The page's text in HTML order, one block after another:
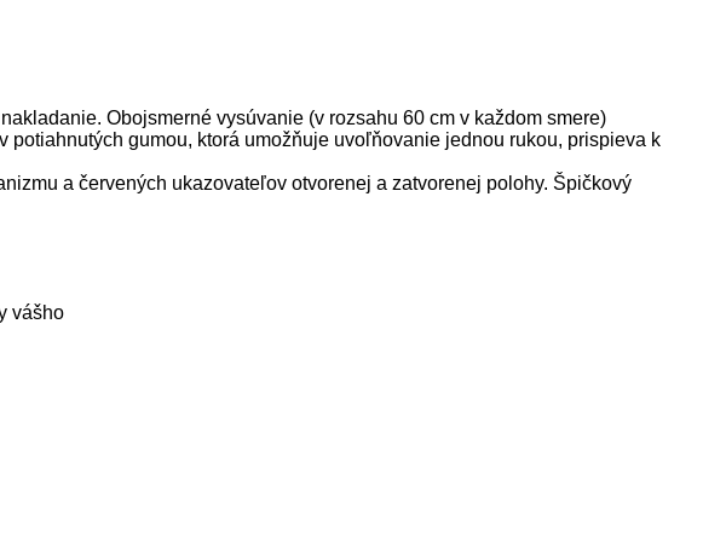
Obojsmerné vysúvanie (v rozsahu 60 cm v každom smere)
gumou, ktorá umožňuje uvoľňovanie jednou rukou, prispieva k
a červených ukazovateľov otvorenej a zatvorenej polohy. Špičkový
vášho